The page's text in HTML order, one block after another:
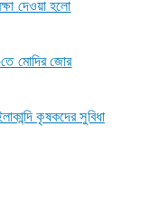
দেওয়া হলো
মোদির জোর
কৃষকদের সুবিধা